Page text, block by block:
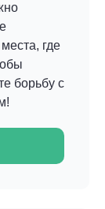
где
борьбу с